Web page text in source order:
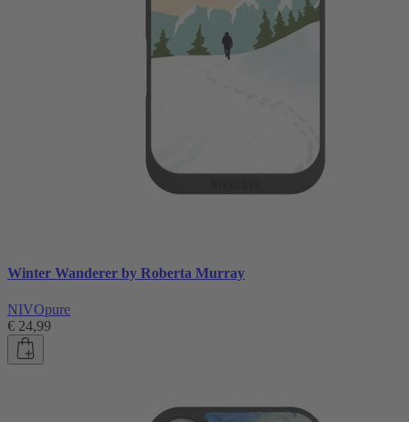
Winter Wanderer by Roberta Murray
NIVOpure
€ 24,99